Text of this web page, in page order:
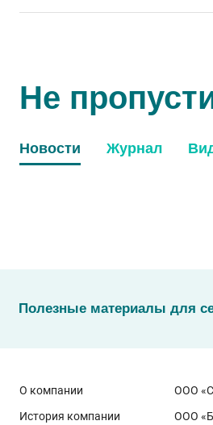
Не
Новости Журнал
Полезные материалы для
О компании
История компании
ООО
ООО